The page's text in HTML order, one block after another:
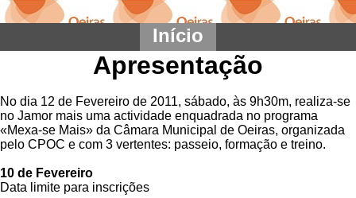
Início
Apresentação
No dia 12 de Fevereiro de 2011, sábado, às 9h30m, realiza-se
no Jamor mais uma actividade enquadrada no programa
«Mexa-se Mais» da Câmara Municipal de Oeiras, organizada
pelo CPOC e com 3 vertentes: passeio, formação e treino.
10 de Fevereiro
Data limite para inscrições